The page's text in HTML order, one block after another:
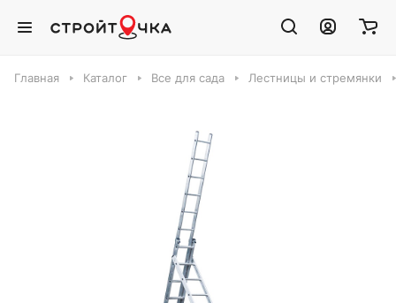
Главная Каталог Все для сада Лестницы и стремянки